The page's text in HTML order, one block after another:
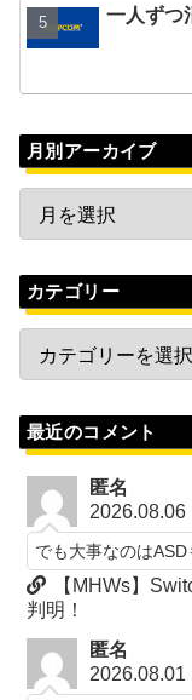
一人ずつ
月別アーカイブ
カテゴリー
最近のコメント
匿名
2026.08.06
でも大事なのは
【MHWs】
判明！
匿名
2026.08.01